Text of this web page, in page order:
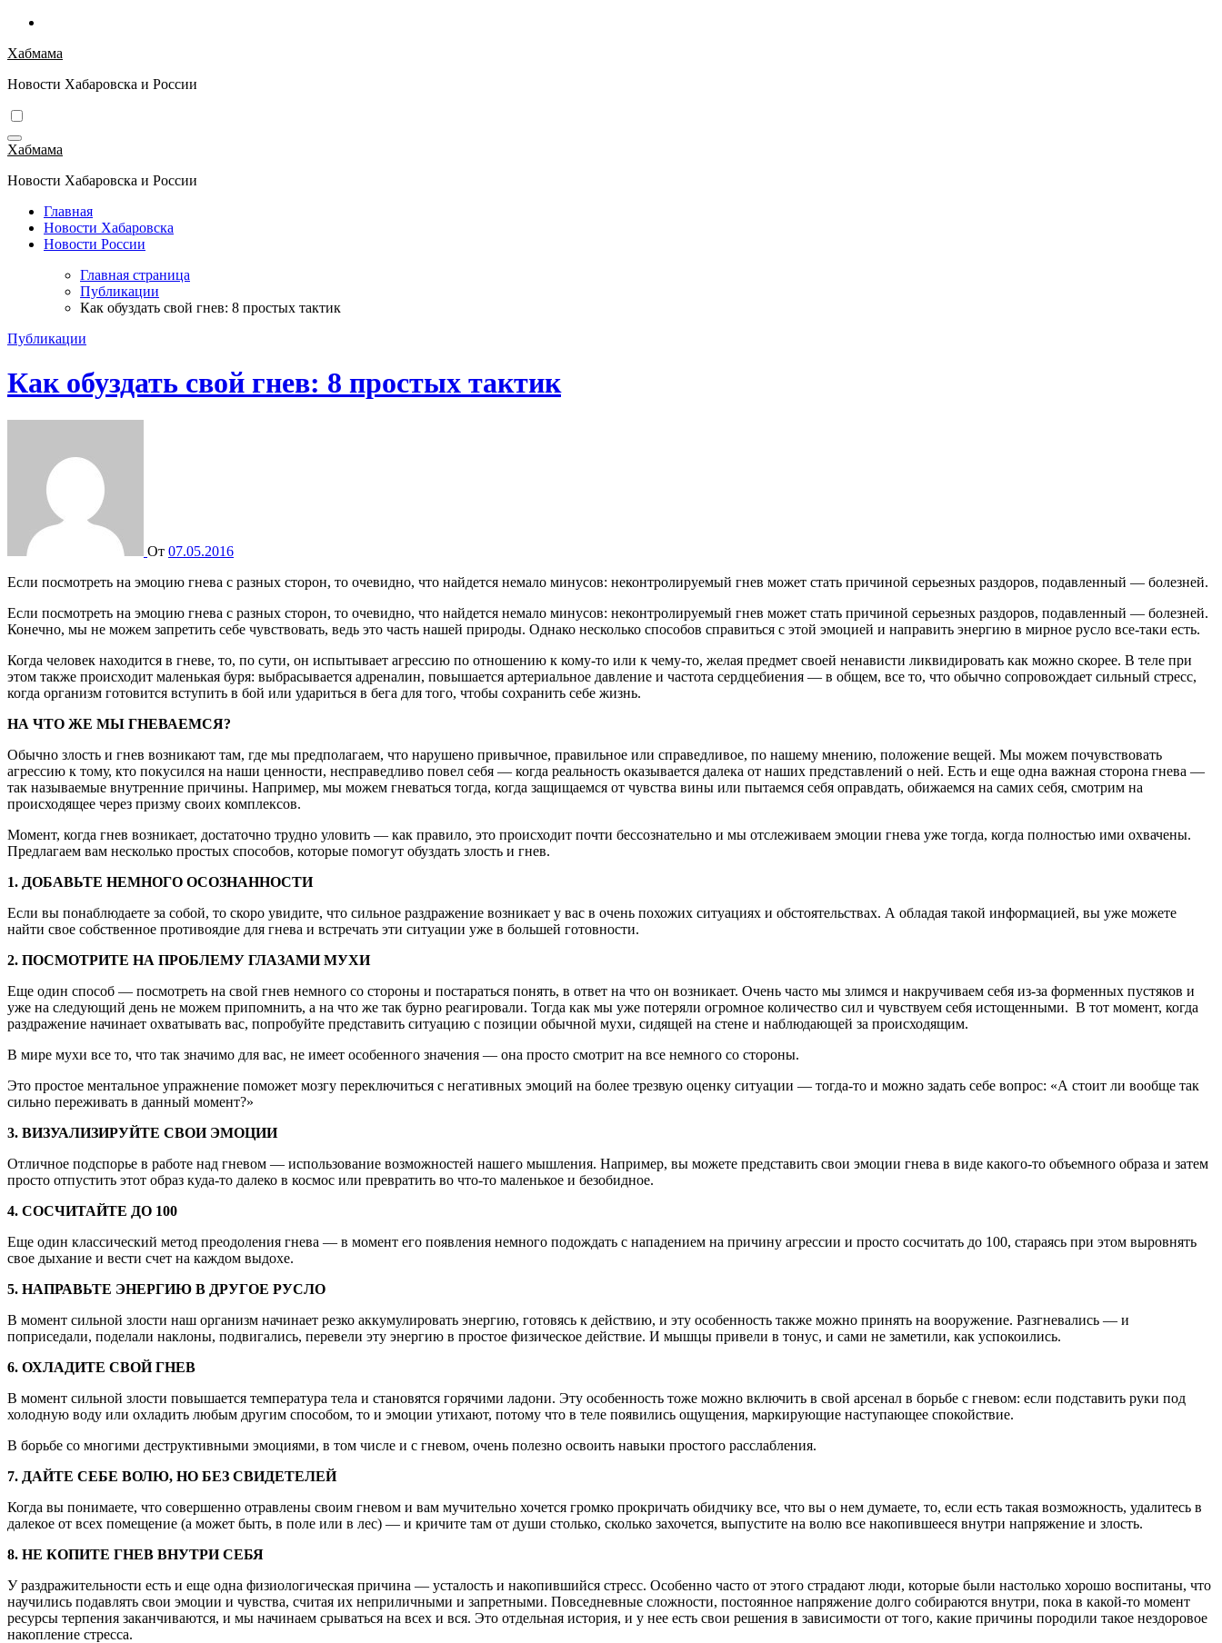
Перейти
содержимому
Хабмама
Новости Хабаровска и России
Хабмама
Новости Хабаровска и России
Главная
Новости Хабаровска
Новости России
Главная страница
Публикации
Как обуздать свой гнев: 8 простых тактик
Публикации
Как обуздать свой гнев: 8 простых тактик
От 07.05.2016
Если посмотреть на эмоцию гнева с разных сторон, то очевидно, что найдется немало минусов: неконтролируемый гнев может стать причиной серьезных раздоров, подавленный — болезней.
Если посмотреть на эмоцию гнева с разных сторон, то очевидно, что найдется немало минусов: неконтролируемый гнев может стать причиной серьезных раздоров, подавленный — болезней.
Конечно, мы не можем запретить себе чувствовать, ведь это часть нашей природы. Однако несколько способов справиться с этой эмоцией и направить энергию в мирное русло все-таки есть.
Когда человек находится в гневе, то, по сути, он испытывает агрессию по отношению к кому-то или к чему-то, желая предмет своей ненависти ликвидировать как можно скорее. В теле при
этом также происходит маленькая буря: выбрасывается адреналин, повышается артериальное давление и частота сердцебиения — в общем, все то, что обычно сопровождает сильный стресс,
когда организм готовится вступить в бой или удариться в бега для того, чтобы сохранить себе жизнь.
НА ЧТО ЖЕ МЫ ГНЕВАЕМСЯ?
Обычно злость и гнев возникают там, где мы предполагаем, что нарушено привычное, правильное или справедливое, по нашему мнению, положение вещей. Мы можем почувствовать
агрессию к тому, кто покусился на наши ценности, несправедливо повел себя — когда реальность оказывается далека от наших представлений о ней. Есть и еще одна важная сторона гнева —
так называемые внутренние причины. Например, мы можем гневаться тогда, когда защищаемся от чувства вины или пытаемся себя оправдать, обижаемся на самих себя, смотрим на
происходящее через призму своих комплексов.
Момент, когда гнев возникает, достаточно трудно уловить — как правило, это происходит почти бессознательно и мы отслеживаем эмоции гнева уже тогда, когда полностью ими охвачены.
Предлагаем вам несколько простых способов, которые помогут обуздать злость и гнев.
1. ДОБАВЬТЕ НЕМНОГО ОСОЗНАННОСТИ
Если вы понаблюдаете за собой, то скоро увидите, что сильное раздражение возникает у вас в очень похожих ситуациях и обстоятельствах. А обладая такой информацией, вы уже можете
найти свое собственное противоядие для гнева и встречать эти ситуации уже в большей готовности.
2. ПОСМОТРИТЕ НА ПРОБЛЕМУ ГЛАЗАМИ МУХИ
Еще один способ — посмотреть на свой гнев немного со стороны и постараться понять, в ответ на что он возникает. Очень часто мы злимся и накручиваем себя из-за форменных пустяков и
уже на следующий день не можем припомнить, а на что же так бурно реагировали. Тогда как мы уже потеряли огромное количество сил и чувствуем себя истощенными. В тот момент, когда
раздражение начинает охватывать вас, попробуйте представить ситуацию с позиции обычной мухи, сидящей на стене и наблюдающей за происходящим.
В мире мухи все то, что так значимо для вас, не имеет особенного значения — она просто смотрит на все немного со стороны.
Это простое ментальное упражнение поможет мозгу переключиться с негативных эмоций на более трезвую оценку ситуации — тогда-то и можно задать себе вопрос: «А стоит ли вообще так
сильно переживать в данный момент?»
3. ВИЗУАЛИЗИРУЙТЕ СВОИ ЭМОЦИИ
Отличное подспорье в работе над гневом — использование возможностей нашего мышления. Например, вы можете представить свои эмоции гнева в виде какого-то объемного образа и затем
просто отпустить этот образ куда-то далеко в космос или превратить во что-то маленькое и безобидное.
4. СОСЧИТАЙТЕ ДО 100
Еще один классический метод преодоления гнева — в момент его появления немного подождать с нападением на причину агрессии и просто сосчитать до 100, стараясь при этом выровнять
свое дыхание и вести счет на каждом выдохе.
5. НАПРАВЬТЕ ЭНЕРГИЮ В ДРУГОЕ РУСЛО
В момент сильной злости наш организм начинает резко аккумулировать энергию, готовясь к действию, и эту особенность также можно принять на вооружение. Разгневались — и
поприседали, поделали наклоны, подвигались, перевели эту энергию в простое физическое действие. И мышцы привели в тонус, и сами не заметили, как успокоились.
6. ОХЛАДИТЕ СВОЙ ГНЕВ
В момент сильной злости повышается температура тела и становятся горячими ладони. Эту особенность тоже можно включить в свой арсенал в борьбе с гневом: если подставить руки под
холодную воду или охладить любым другим способом, то и эмоции утихают, потому что в теле появились ощущения, маркирующие наступающее спокойствие.
В борьбе со многими деструктивными эмоциями, в том числе и с гневом, очень полезно освоить навыки простого расслабления.
7. ДАЙТЕ СЕБЕ ВОЛЮ, НО БЕЗ СВИДЕТЕЛЕЙ
Когда вы понимаете, что совершенно отравлены своим гневом и вам мучительно хочется громко прокричать обидчику все, что вы о нем думаете, то, если есть такая возможность, удалитесь в
далекое от всех помещение (а может быть, в поле или в лес) — и кричите там от души столько, сколько захочется, выпустите на волю все накопившееся внутри напряжение и злость.
8. НЕ КОПИТЕ ГНЕВ ВНУТРИ СЕБЯ
У раздражительности есть и еще одна физиологическая причина — усталость и накопившийся стресс. Особенно часто от этого страдают люди, которые были настолько хорошо воспитаны, что
научились подавлять свои эмоции и чувства, считая их неприличными и запретными. Повседневные сложности, постоянное напряжение долго собираются внутри, пока в какой-то момент
ресурсы терпения заканчиваются, и мы начинаем срываться на всех и вся. Это отдельная история, и у нее есть свои решения в зависимости от того, какие причины породили такое нездоровое
накопление стресса.